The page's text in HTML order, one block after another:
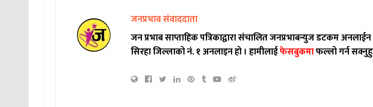
जनप्रभाव संवाददाता
जन प्रभाब साप्ताहिक पत्रिकाद्वारा संचालित जनप्रभाबन्युज डटकम अनलाईन
सिरहा जिल्लाको नं. १ अनलाइन हो ।हामीलाईफेसबुकमाफल्लो गर्न